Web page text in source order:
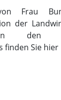
Frau
der
an den
finden Sie hier